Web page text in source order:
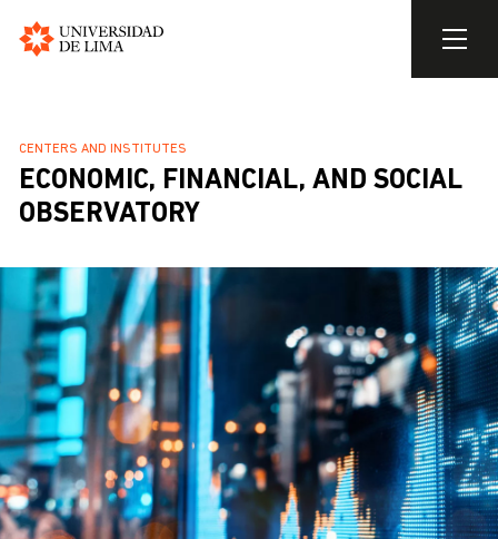
main
content
BREADCRUMB
CENTERS AND INSTITUTES
ECONOMIC, FINANCIAL, AND SOCIAL
OBSERVATORY